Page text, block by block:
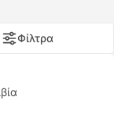
Φίλτρα